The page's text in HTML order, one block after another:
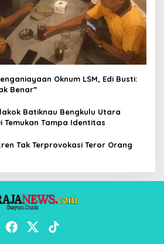
Oknum LSM, Edi Busti:
Benar”
Batiknau Bengkulu Utara
Temukan Tampa Identitas
Tak Terprovokasi Teror Orang